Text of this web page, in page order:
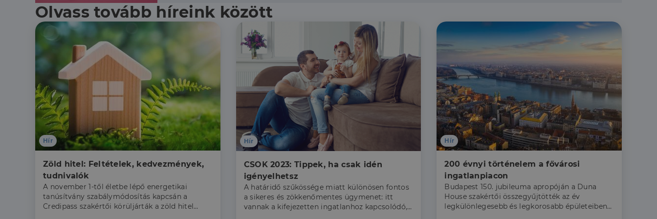
Olvass tovább híreink között
Hír
Zöld hitel: Feltételek, kedvezmények,
tudnivalók
A november 1-től életbe lépő energetikai
tanúsítvány szabálymódosítás kapcsán a
Credipass szakértői körüljárták a zöld hitel
Hír
CSOK 2023: Tippek, ha csak idén
igényelhetsz
A határidő szűkössége miatt különösen fontos
a sikeres és zökkenőmentes ügymenet: itt
vannak a kifejezetten ingatlanhoz kapcsolódó,
Hír
200 évnyi történelem a fővárosi
ingatlanpiacon
Budapest 150. jubileuma apropóján a Duna
House szakértői összegyűjtötték az év
legkülönlegesebb és legkorosabb épületeiben